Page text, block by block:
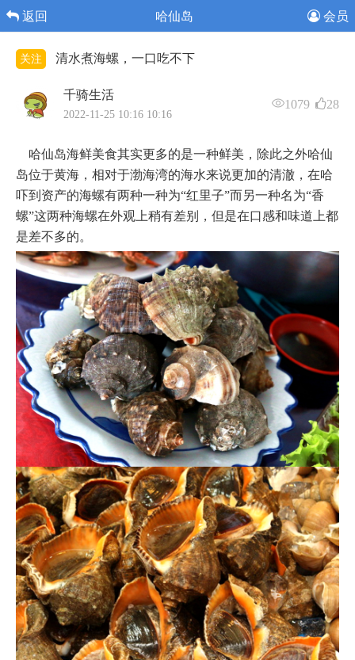
返回 哈仙岛 会员
关注 清水煮海螺，一口吃不下
千骑生活
2022-11-25 10:16 10:16
1079 28
哈仙岛海鲜美食其实更多的是一种鲜美，除此之外哈仙
岛位于黄海，相对于渤海湾的海水来说更加的清澈，在哈
吓到资产的海螺有两种一种为“红里子”而另一种名为“香
螺”这两种海螺在外观上稍有差别，但是在口感和味道上都
是差不多的。